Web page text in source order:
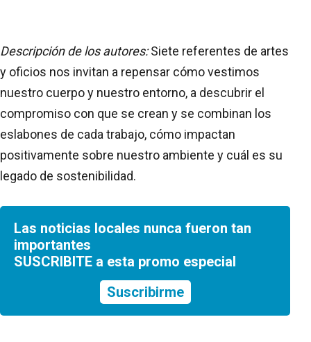
Descripción de los autores:Siete referentes de artes
y oficios nos invitan a repensar cómo vestimos
nuestro cuerpo y nuestro entorno, a descubrir el
compromiso con que se crean y se combinan los
eslabones de cada trabajo, cómo impactan
positivamente sobre nuestro ambiente y cuál es su
legado de sostenibilidad.
Las noticias locales nunca fueron tan
importantes
SUSCRIBITE a esta promo especial
Suscribirme